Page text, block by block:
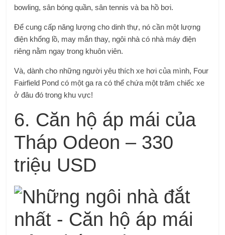
bowling, sân bóng quần, sân tennis và ba hồ bơi.
Để cung cấp năng lượng cho dinh thự, nó cần một lượng
điện khổng lồ, may mắn thay, ngôi nhà có nhà máy điện
riêng nằm ngay trong khuôn viên.
Và, dành cho những người yêu thích xe hơi của mình, Four
Fairfield Pond có một ga ra có thể chứa một trăm chiếc xe
ở đâu đó trong khu vực!
6. Căn hộ áp mái của
Tháp Odeon – 330
triệu USD